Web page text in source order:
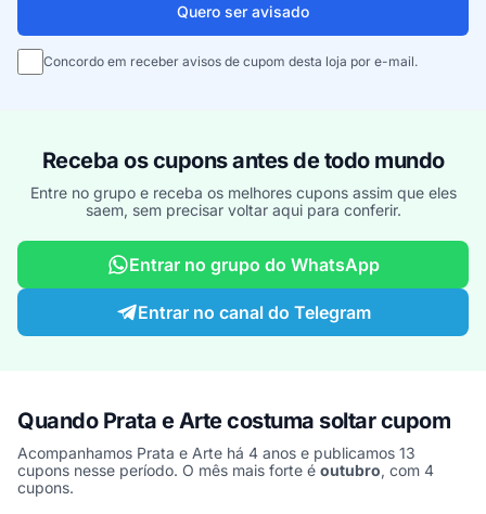
Quero ser avisado
Concordo em receber avisos de cupom desta loja por e-mail.
Receba os cupons antes de todo mundo
Entre no grupo e receba os melhores cupons assim que eles
saem, sem precisar voltar aqui para conferir.
Entrar no grupo do WhatsApp
Entrar no canal do Telegram
Quando Prata e Arte costuma soltar cupom
Acompanhamos Prata e Arte há 4 anos e publicamos 13
cupons nesse período. O mês mais forte é outubro, com 4
cupons.